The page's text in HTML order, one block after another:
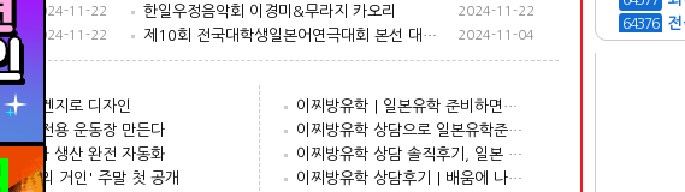
2024-11-22 한일우정음악회 이경미&무라지 카오리 2024-11-22
한일 국교정상화 60주년 기념로고 공모전(~11.22) 2024-11-22 제10회 전국대학생일본어연극대회 본선 대회 [2024년 11월 16일(토)] 2024-11-04
사노 켄지로 디자인
혼다 전용 운동장 만든다
카메라 생산 완전 자동화
'진경의 거인' 주말 첫 공개
이찌방유학｜일본유학 준비하면서 의외로 가장 신경 쓴 것(김*우님 1회차)
이찌방유학 상담으로 일본유학준비, 출국까지! (박*민님 1회차)
이찌방유학 상담 솔직후기, 일본 취업 준비를 위한 3개월 어학연수 시작(김*훈님)
이찌방유학 상담후기｜배움에 나이가 무슨 상관? 65세 일본유학 도전기(김*우님 1회차)
64377
64376